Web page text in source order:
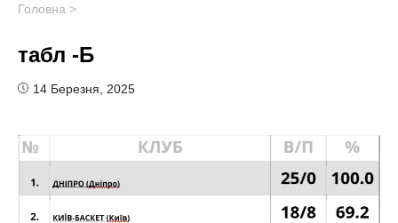
Головна >
табл -Б
14 Березня, 2025